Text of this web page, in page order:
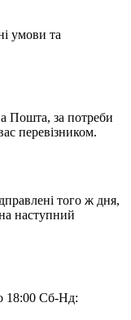
умови та
Пошта, за потреби
перевізником.
того ж дня,
наступний
18:00 Сб-Нд: